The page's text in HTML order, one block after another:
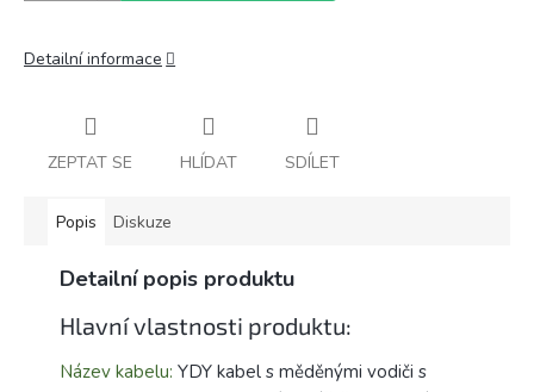
Detailní informace
ZEPTAT SE HLÍDAT SDÍLET
Popis Diskuze
Detailní popis produktu
Hlavní vlastnosti produktu:
Název kabelu: YDY kabel s měděnými vodiči s